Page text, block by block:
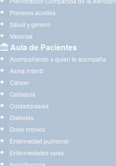
Primeros auxilios
Salud y género
Vacunas
Aula de Pacientes
Acompañando a quien te acompaña
Asma infantil
Cáncer
Celiaquía
Cuidadoras/es
Diabetes
Dolor crónico
Enfermedad pulmonar
Enfermedades raras